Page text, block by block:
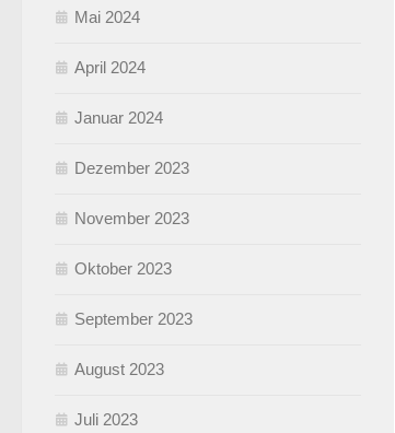
Mai 2024
April 2024
Januar 2024
Dezember 2023
November 2023
Oktober 2023
September 2023
August 2023
Juli 2023